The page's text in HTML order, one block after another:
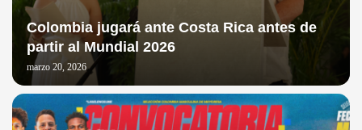
Colombia jugará ante Costa Rica antes de
partir al Mundial 2026
marzo 20, 2026